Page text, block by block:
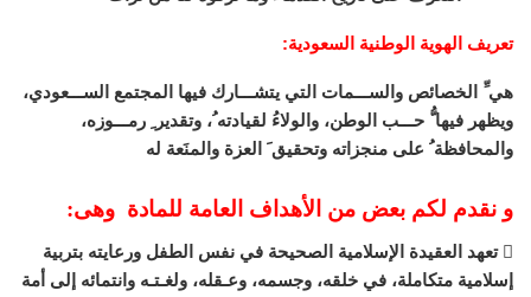
تعريف الهوية الوطنية السعودية:
هي ِّ الخصائص والســـمات التي يتشـــارك فيها المجتمع الســـعودي،
ويظهر فيها ُّ حـــب الوطن، والولاءُ لقيادته ُ، وتقدير ِ رمـــوزه،
والمحافظة ُ على منجزاته وتحقيق َ العزة والمنَعة له
و نقدم لكم بعض من الأهداف العامة للمادة وهى:
 تعهد العقيدة الإسلامية الصحيحة في نفس الطفل ورعايته بتربية
إسلامية متكاملة، في خلقه، وجسمه، وعـقله، ولغـتـه وانتمائه إلى أمة